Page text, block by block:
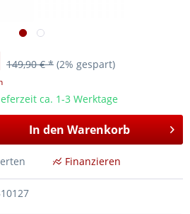
149,90 € * (2% gespart)
ca. 1-3 Werktage
In den Warenkorb
Finanzieren